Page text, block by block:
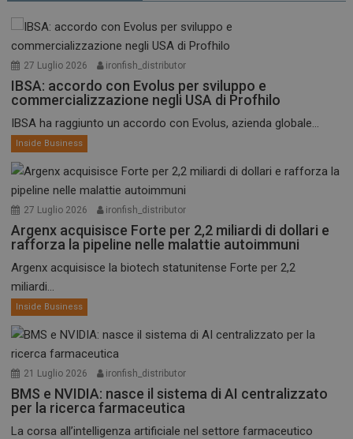
27 Luglio 2026 ironfish_distributor
IBSA: accordo con Evolus per sviluppo e
commercializzazione negli USA di Profhilo
IBSA ha raggiunto un accordo con Evolus, azienda globale...
Inside Business
27 Luglio 2026 ironfish_distributor
Argenx acquisisce Forte per 2,2 miliardi di dollari e
rafforza la pipeline nelle malattie autoimmuni
Argenx acquisisce la biotech statunitense Forte per 2,2
miliardi...
Inside Business
21 Luglio 2026 ironfish_distributor
BMS e NVIDIA: nasce il sistema di AI centralizzato
per la ricerca farmaceutica
La corsa all’intelligenza artificiale nel settore farmaceutico